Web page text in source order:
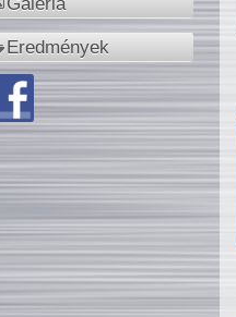
Eredmények